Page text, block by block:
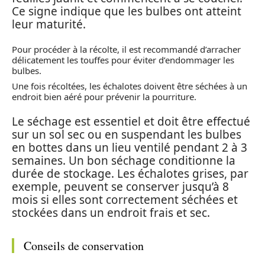
Ce signe indique que les bulbes ont atteint
leur maturité.
Pour procéder à la récolte, il est recommandé d’arracher
délicatement les touffes pour éviter d’endommager les
bulbes.
Une fois récoltées, les échalotes doivent être séchées à un
endroit bien aéré pour prévenir la pourriture.
Le séchage est essentiel et doit être effectué
sur un sol sec ou en suspendant les bulbes
en bottes dans un lieu ventilé pendant 2 à 3
semaines. Un bon séchage conditionne la
durée de stockage. Les échalotes grises, par
exemple, peuvent se conserver jusqu’à 8
mois si elles sont correctement séchées et
stockées dans un endroit frais et sec.
Conseils de conservation